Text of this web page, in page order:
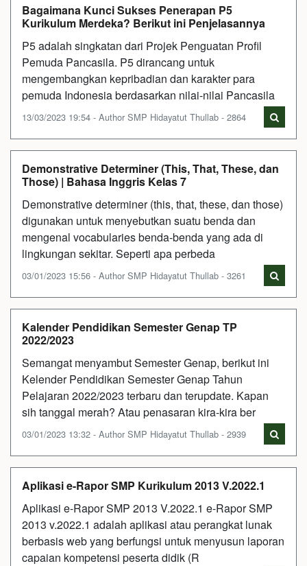
Bagaimana Kunci Sukses Penerapan P5
Kurikulum Merdeka? Berikut ini Penjelasannya
P5 adalah singkatan dari Projek Penguatan Profil
Pemuda Pancasila. P5 dirancang untuk
mengembangkan kepribadian dan karakter para
pemuda Indonesia berdasarkan nilai-nilai Pancasila
13/03/2023 19:54 - Author SMP Hidayatut Thullab - 2864
Demonstrative Determiner (This, That, These, dan
Those) | Bahasa Inggris Kelas 7
Demonstrative determiner (this, that, these, dan those)
digunakan untuk menyebutkan suatu benda dan
mengenal vocabularies benda-benda yang ada di
lingkungan sekitar. Seperti apa perbeda
03/01/2023 15:56 - Author SMP Hidayatut Thullab - 3261
Kalender Pendidikan Semester Genap TP
2022/2023
Semangat menyambut Semester Genap, berikut ini
Kelender Pendidikan Semester Genap Tahun
Pelajaran 2022/2023 terbaru dan terupdate. Kapan
sih tanggal merah? Atau penasaran kira-kira ber
03/01/2023 13:32 - Author SMP Hidayatut Thullab - 2939
Aplikasi e-Rapor SMP Kurikulum 2013 V.2022.1
Aplikasi e-Rapor SMP 2013 V.2022.1 e-Rapor SMP
2013 v.2022.1 adalah aplikasi atau perangkat lunak
berbasis web yang berfungsi untuk menyusun laporan
capaian kompetensi peserta didik (R